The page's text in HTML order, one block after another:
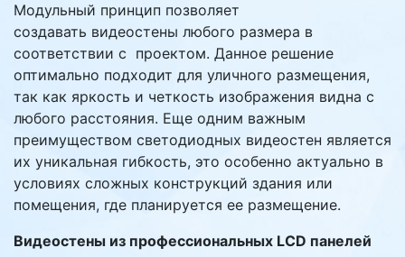
Модульный принцип позволяет
создавать видеостены любого размера в
соответствии с проектом. Данное решение
оптимально подходит для уличного размещения,
так как яркость и четкость изображения видна с
любого расстояния. Еще одним важным
преимуществом светодиодных видеостен является
их уникальная гибкость, это особенно актуально в
условиях сложных конструкций здания или
помещения, где планируется ее размещение.
Видеостены из профессиональных LCD панелей